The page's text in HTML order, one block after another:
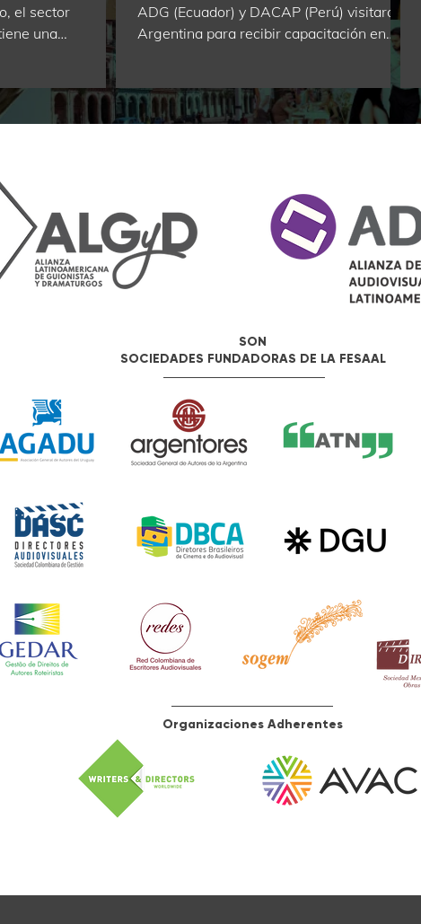
el sector
una
como derecho
artificial.
de la
Con 87
ciclo de una ley
de 1992:
en los umbrales
ADG (Ecuador) y DACAP (Perú) visitaron
Argentina para recibir capacitación en
ARGENTORES. El intercambio, impulsado
por AVACI y FESAAL, apunta a fortalecer
herramientas concretas para defender
sus derechos y poner en funcionamiento
una sociedad de gestión colectiva en s
SON
SOCIEDADES FUNDADORAS DE LA FESAAL
Organizaciones Adherentes